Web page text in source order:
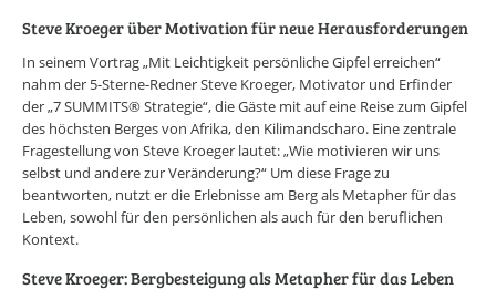
Steve Kroeger über Motivation für neue Herausforderungen
In seinem Vortrag „Mit Leichtigkeit persönliche Gipfel erreichen“
nahm der 5-Sterne-Redner Steve Kroeger, Motivator und Erfinder
der „7 SUMMITS® Strategie“, die Gäste mit auf eine Reise zum Gipfel
des höchsten Berges von Afrika, den Kilimandscharo. Eine zentrale
Fragestellung von Steve Kroeger lautet: „Wie motivieren wir uns
selbst und andere zur Veränderung?“ Um diese Frage zu
beantworten, nutzt er die Erlebnisse am Berg als Metapher für das
Leben, sowohl für den persönlichen als auch für den beruflichen
Kontext.
Steve Kroeger: Bergbesteigung als Metapher für das Leben